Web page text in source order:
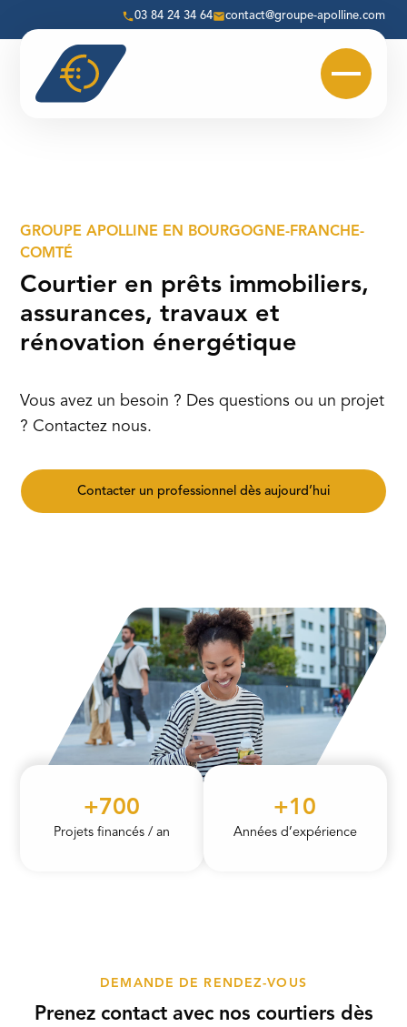
03 84 24 34 64 contact@groupe-apolline.com
GROUPE APOLLINE EN BOURGOGNE-FRANCHE-
COMTÉ
Courtier en prêts immobiliers,
assurances, travaux et
rénovation énergétique
Vous avez un besoin ? Des questions ou un projet
? Contactez nous.
Contacter un professionnel dès aujourd’hui
+700
Projets financés / an
+10
Années d’expérience
DEMANDE DE RENDEZ-VOUS
Prenez contact avec nos courtiers dès